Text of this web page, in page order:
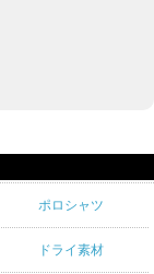
ポロシャツ
ドライ素材